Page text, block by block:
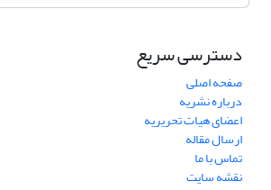
دسترسی سریع
صفحه اصلی
درباره نشریه
اعضای هیات تحریریه
ارسال مقاله
تماس با ما
نقشه سایت